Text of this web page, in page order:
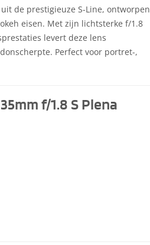
de prestigieuze S-Line, ontworpen
eisen. Met zijn lichtsterke f/1.8
levert deze lens
Perfect voor portret-,
f/1.8 S Plena